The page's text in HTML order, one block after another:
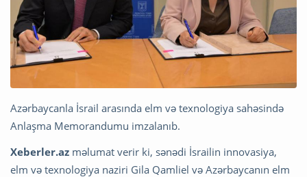
Azərbaycanla İsrail arasında elm və texnologiya sahəsində
Anlaşma Memorandumu imzalanıb.
Xeberler.az məlumat verir ki, sənədi İsrailin innovasiya,
elm və texnologiya naziri Gila Qamliel və Azərbaycanın elm